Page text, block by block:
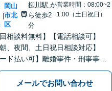
|
岡山
市北
区
柳川駅か
ら徒歩2
分
営業時間：08:00~2
1:00（土日祝日）
回相談料無料】【電話相談可】
朝、夜間、土日祝日相談対応】
ード払い可】離婚事件・刑事事
通事故の専門弁護士があなたの
みを解決いたします。一人で悩ま
メールでお問い合わせ